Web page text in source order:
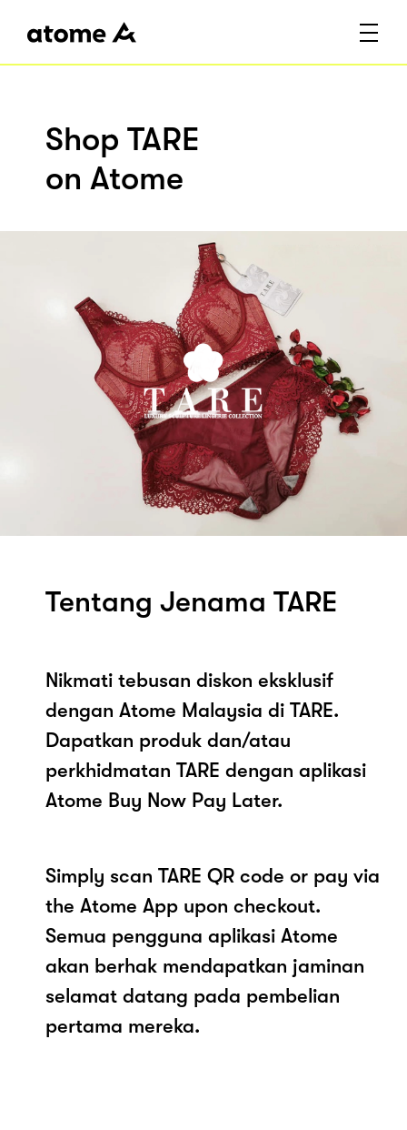
Shop TARE
on Atome
Tentang Jenama TARE
Nikmati tebusan diskon eksklusif
dengan Atome Malaysia di TARE.
Dapatkan produk dan/atau
perkhidmatan TARE dengan aplikasi
Atome Buy Now Pay Later.
Simply scan TARE QR code or pay via
the Atome App upon checkout.
Semua pengguna aplikasi Atome
akan berhak mendapatkan jaminan
selamat datang pada pembelian
pertama mereka.